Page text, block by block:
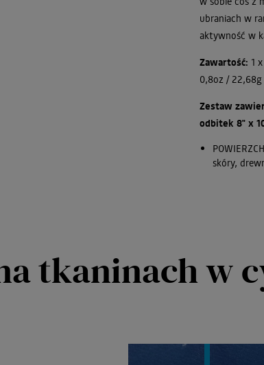
ubraniach w
aktywność w
Zawartość: 1
0,8oz /
Zestaw
odbitek 8" x
skóry,
tkaninach w